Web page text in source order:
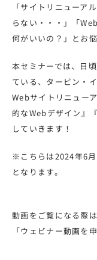
「サイトリニューア
らない・・・」「
何がいいの？」とお
本セミナーでは、日
ている、タービン・
Webサイトリニュー
的なWebデザイン』
していきます！
※こちらは2024年6
となります。
動画をご覧になる際
「ウェビナー動画を